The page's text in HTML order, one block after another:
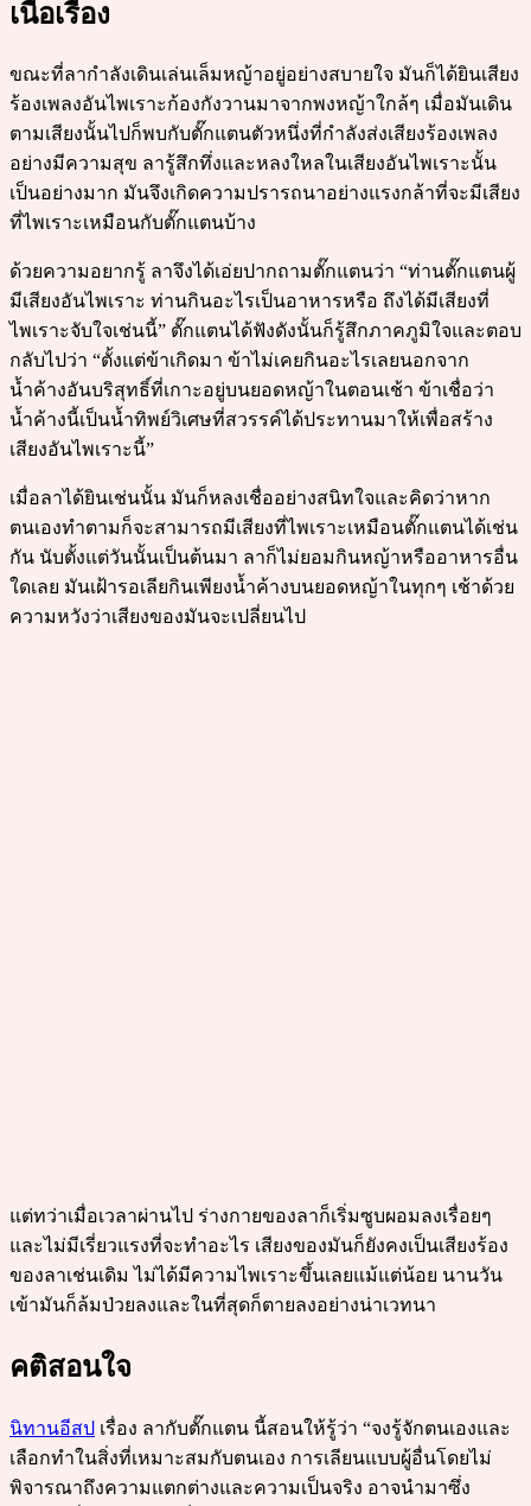
เนื้อเรื่อง
ขณะที่ลากำลังเดินเล่นเล็มหญ้าอยู่อย่างสบายใจ มันก็ได้ยินเสียง
ร้องเพลงอันไพเราะก้องกังวานมาจากพงหญ้าใกล้ๆ เมื่อมันเดิน
ตามเสียงนั้นไปก็พบกับตั๊กแตนตัวหนึ่งที่กำลังส่งเสียงร้องเพลง
อย่างมีความสุข ลารู้สึกทึ่งและหลงใหลในเสียงอันไพเราะนั้น
เป็นอย่างมาก มันจึงเกิดความปรารถนาอย่างแรงกล้าที่จะมีเสียง
ที่ไพเราะเหมือนกับตั๊กแตนบ้าง
ด้วยความอยากรู้ ลาจึงได้เอ่ยปากถามตั๊กแตนว่า “ท่านตั๊กแตนผู้
มีเสียงอันไพเราะ ท่านกินอะไรเป็นอาหารหรือ ถึงได้มีเสียงที่
ไพเราะจับใจเช่นนี้” ตั๊กแตนได้ฟังดังนั้นก็รู้สึกภาคภูมิใจและตอบ
กลับไปว่า “ตั้งแต่ข้าเกิดมา ข้าไม่เคยกินอะไรเลยนอกจาก
น้ำค้างอันบริสุทธิ์ที่เกาะอยู่บนยอดหญ้าในตอนเช้า ข้าเชื่อว่า
น้ำค้างนี้เป็นน้ำทิพย์วิเศษที่สวรรค์ได้ประทานมาให้เพื่อสร้าง
เสียงอันไพเราะนี้”
เมื่อลาได้ยินเช่นนั้น มันก็หลงเชื่ออย่างสนิทใจและคิดว่าหาก
ตนเองทำตามก็จะสามารถมีเสียงที่ไพเราะเหมือนตั๊กแตนได้เช่น
กัน นับตั้งแต่วันนั้นเป็นต้นมา ลาก็ไม่ยอมกินหญ้าหรืออาหารอื่น
ใดเลย มันเฝ้ารอเลียกินเพียงน้ำค้างบนยอดหญ้าในทุกๆ เช้าด้วย
ความหวังว่าเสียงของมันจะเปลี่ยนไป
แต่ทว่าเมื่อเวลาผ่านไป ร่างกายของลาก็เริ่มซูบผอมลงเรื่อยๆ
และไม่มีเรี่ยวแรงที่จะทำอะไร เสียงของมันก็ยังคงเป็นเสียงร้อง
ของลาเช่นเดิม ไม่ได้มีความไพเราะขึ้นเลยแม้แต่น้อย นานวัน
เข้ามันก็ล้มป่วยลงและในที่สุดก็ตายลงอย่างน่าเวทนา
คติสอนใจ
นิทานอีสป เรื่อง ลากับตั๊กแตน นี้สอนให้รู้ว่า “จงรู้จักตนเองและ
เลือกทำในสิ่งที่เหมาะสมกับตนเอง การเลียนแบบผู้อื่นโดยไม่
พิจารณาถึงความแตกต่างและความเป็นจริง อาจนำมาซึ่ง